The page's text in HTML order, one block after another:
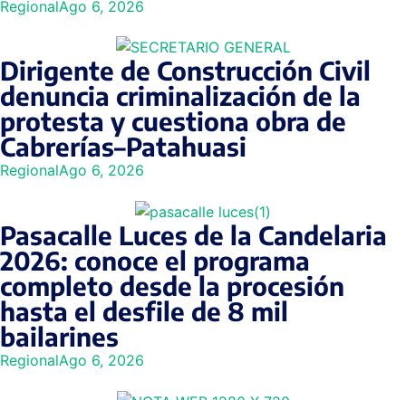
RegionalAgo 6, 2026
Dirigente de Construcción Civil
denuncia criminalización de la
protesta y cuestiona obra de
Cabrerías–Patahuasi
RegionalAgo 6, 2026
Pasacalle Luces de la Candelaria
2026: conoce el programa
completo desde la procesión
hasta el desfile de 8 mil
bailarines
RegionalAgo 6, 2026